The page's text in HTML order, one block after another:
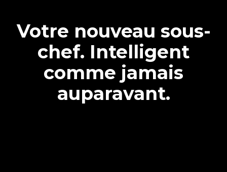
Votre nouveau sous-
chef. Intelligent
comme jamais
auparavant.